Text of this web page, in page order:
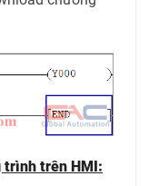
trình trên HMI: